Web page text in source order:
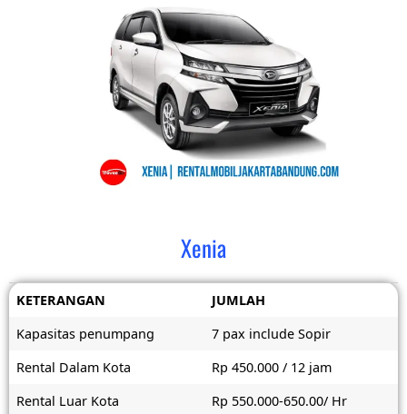
Xenia
KETERANGAN
JUMLAH
Kapasitas penumpang
7 pax include Sopir
Rental Dalam Kota
Rp 450.000 / 12 jam
Rental Luar Kota
Rp 550.000-650.00/ Hr